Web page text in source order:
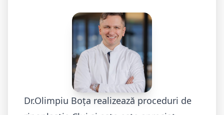
Dr.Olimpiu Boța realizează proceduri de